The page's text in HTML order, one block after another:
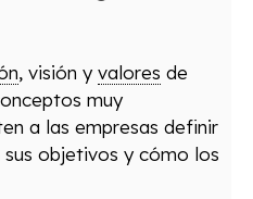
, visión y valores de
muy
a las empresas definir
sus objetivos y cómo los